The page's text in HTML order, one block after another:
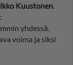
Kuustonen.
yhdessä.
voima ja siksi